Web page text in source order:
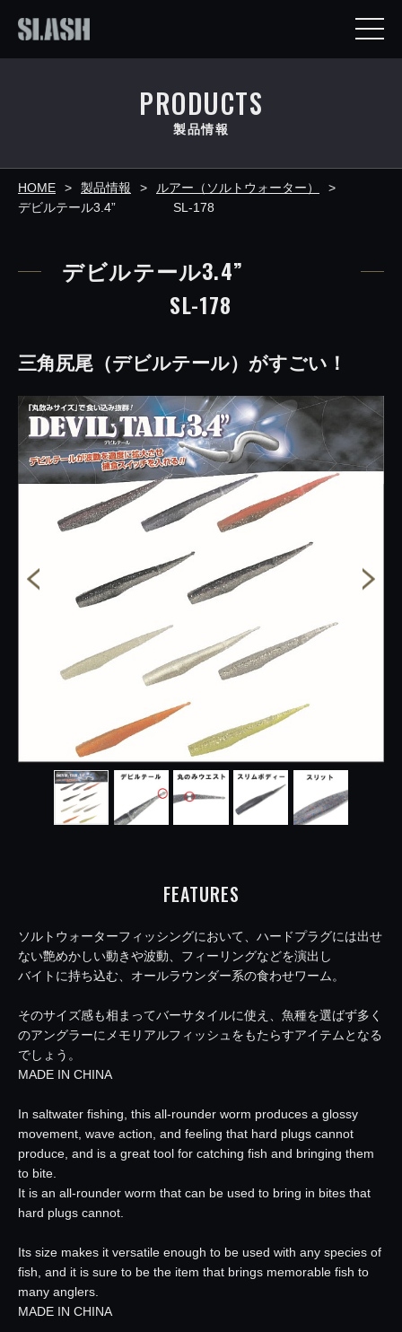
PRODUCTS
製品情報
HOME 製品情報
ルアー（ソルトウォーター）
デビルテール3.4” SL-178
デビルテール3.4”
SL-178
三角尻尾（デビルテール）がすごい！
FEATURES
ソルトウォーターフィッシングにおいて、ハードプラグには出せ
ない艶めかしい動きや波動、フィーリングなどを演出し
バイトに持ち込む、オールラウンダー系の食わせワーム。
そのサイズ感も相まってバーサタイルに使え、魚種を選ばず多く
のアングラーにメモリアルフィッシュをもたらすアイテムとなる
でしょう。
MADE IN CHINA
In saltwater fishing, this all-rounder worm produces a glossy
movement, wave action, and feeling that hard plugs cannot
produce, and is a great tool for catching fish and bringing them
to bite.
It is an all-rounder worm that can be used to bring in bites that
hard plugs cannot.
Its size makes it versatile enough to be used with any species of
fish, and it is sure to be the item that brings memorable fish to
many anglers.
MADE IN CHINA